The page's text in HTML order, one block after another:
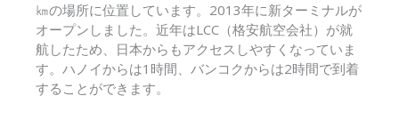
㎞の場所に位置しています。2013年に新ターミナルが
オープンしました。近年はLCC（格安航空会社）が就
航したため、日本からもアクセスしやすくなっていま
す。ハノイからは1時間、バンコクからは2時間で到着
することができます。